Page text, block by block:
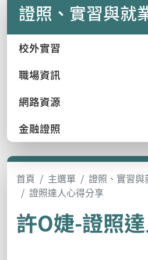
證照、實習與就
校外實習
職場資訊
網路資源
金融證照
首頁 主選單 證照、實習與
證照達人心得分享
許O婕-證照